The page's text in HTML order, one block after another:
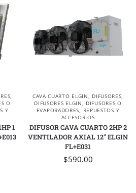
,
O
Y
1
CAVA CUARTO ELGIN, DIFUSORES,
DIFUSORES ELGIN, DIFUSORES O
EVAPORADORES, REPUESTOS Y
ACCESORIOS
DIFUSOR CAVA CUARTO 2HP 2
VENTILADOR AXIAL 12″ ELGIN
FL+E031
$590.00